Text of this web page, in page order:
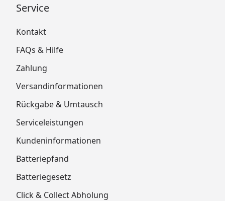
Service
Kontakt
FAQs & Hilfe
Zahlung
Versandinformationen
Rückgabe & Umtausch
Serviceleistungen
Kundeninformationen
Batteriepfand
Batteriegesetz
Click & Collect Abholung